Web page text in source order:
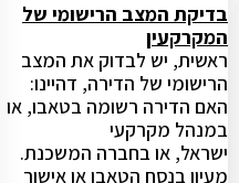
בדיקת המצב הרישומי של
המקרקעין
ראשית, יש לבדוק את המצב
הרישומי של הדירה, דהיינו:
האם הדירה רשומה בטאבו, או
במנהל מקרקעי
ישראל, או בחברה המשכנת.
מעיון בנסח הטאבו או אישור